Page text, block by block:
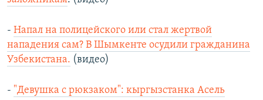
- Напал на полицейского или стал жертвой
нападения сам? В Шымкенте осудили гражданина
Узбекистана. (видео)
- "Девушка с рюкзаком": кыргызстанка Асель